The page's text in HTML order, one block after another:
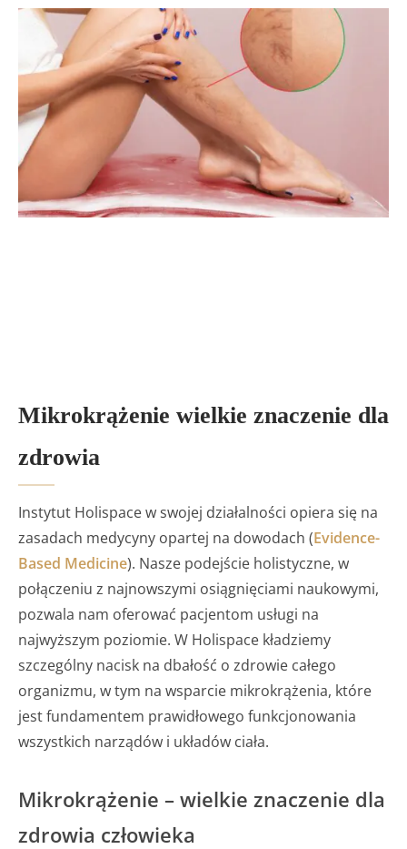
Mikrokrążenie wielkie znaczenie dla
zdrowia
Instytut Holispace w swojej działalności opiera się na
zasadach medycyny opartej na dowodach (Evidence-
Based Medicine). Nasze podejście holistyczne, w
połączeniu z najnowszymi osiągnięciami naukowymi,
pozwala nam oferować pacjentom usługi na
najwyższym poziomie. W Holispace kładziemy
szczególny nacisk na dbałość o zdrowie całego
organizmu, w tym na wsparcie mikrokrążenia, które
jest fundamentem prawidłowego funkcjonowania
wszystkich narządów i układów ciała.
Mikrokrążenie – wielkie znaczenie dla
zdrowia człowieka